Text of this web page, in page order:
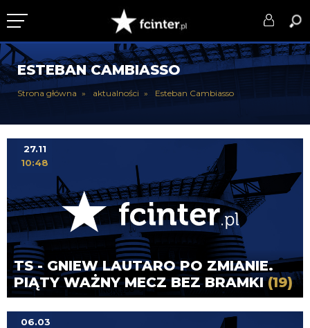
KLUB
DRUŻYNA
PUCHARY
DLA TIFOSICH
SERWIS
ESTEBAN CAMBIASSO
Strona główna aktualności Esteban Cambiasso
TS - GNIEW LAUTARO PO ZMIANIE.
PIĄTY WAŻNY MECZ BEZ BRAMKI(19)
27.11
10:48
06.03